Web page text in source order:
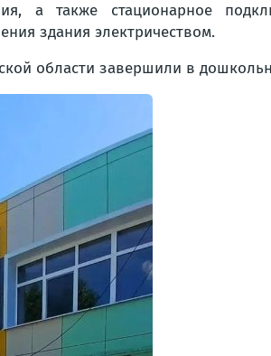
а также стационарное
здания электричеством.
области завершили в